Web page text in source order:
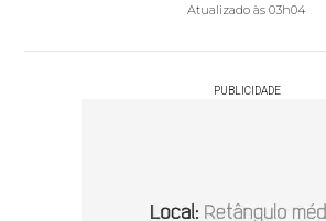
Atualizado às 03h04
PUBLICIDADE